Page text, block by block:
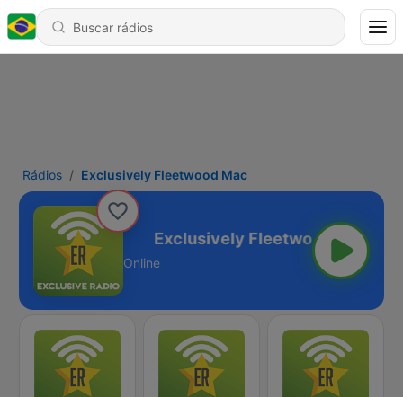
Rádios Exclusively Fleetwood Mac
Mac
Online